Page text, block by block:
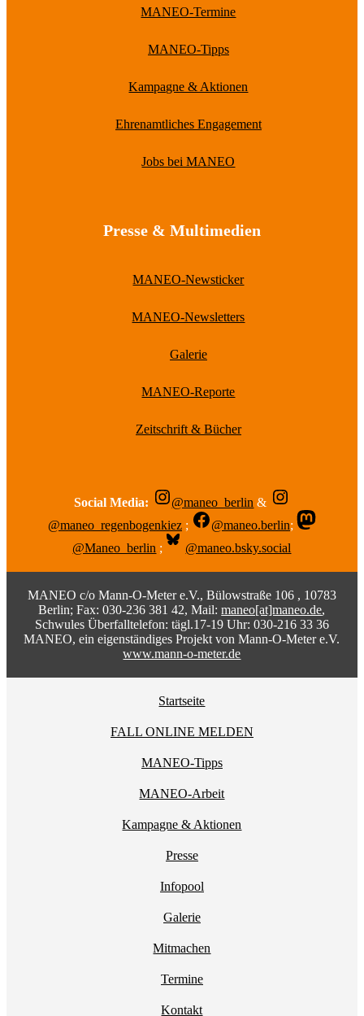
MANEO-Termine
MANEO-Tipps
Kampagne & Aktionen
Ehrenamtliches Engagement
Jobs bei MANEO
Presse & Multimedien
MANEO-Newsticker
MANEO-Newsletters
Galerie
MANEO-Reporte
Zeitschrift & Bücher
Social Media: @maneo_berlin &
@maneo_regenbogenkiez ; @maneo.berlin;
@Maneo_berlin ; @maneo.bsky.social
MANEO c/o Mann-O-Meter e.V., Bülowstraße 106 , 10783
Berlin; Fax: 030-236 381 42, Mail:maneo[at]maneo.de,
Schwules Überfalltelefon: tägl.17-19 Uhr: 030-216 33 36
MANEO, ein eigenständiges Projekt von Mann-O-Meter e.V.
www.mann-o-meter.de
Startseite
FALL ONLINE MELDEN
MANEO-Tipps
MANEO-Arbeit
Kampagne & Aktionen
Presse
Infopool
Galerie
Mitmachen
Termine
Kontakt